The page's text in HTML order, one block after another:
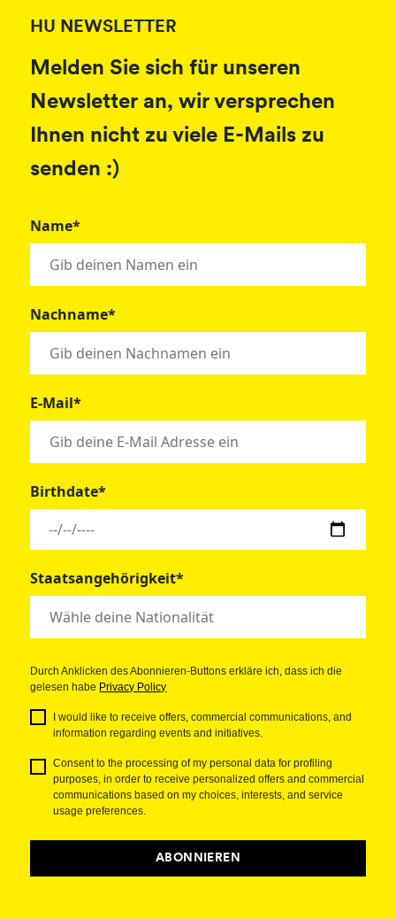
HU NEWSLETTER
Melden Sie sich für unseren
Newsletter an, wir versprechen
Ihnen nicht zu viele E-Mails zu
senden :)
Name*
Nachname*
E-Mail*
Birthdate*
Staatsangehörigkeit*
Durch Anklicken des Abonnieren-Buttons erkläre ich, dass ich die
gelesen habe Privacy Policy
I would like to receive offers, commercial communications, and
information regarding events and initiatives.
Consent to the processing of my personal data for profiling
purposes, in order to receive personalized offers and commercial
communications based on my choices, interests, and service
usage preferences.
ABONNIEREN